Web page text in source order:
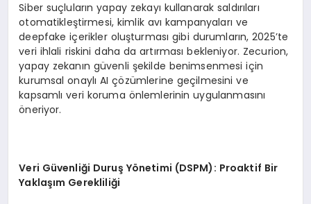
Siber suçluların yapay zekayı kullanarak saldırıları
otomatikleştirmesi, kimlik avı kampanyaları ve
deepfake içerikler oluşturması gibi durumların, 2025’te
veri ihlali riskini daha da artırması bekleniyor. Zecurion,
yapay zekanın güvenli şekilde benimsenmesi için
kurumsal onaylı AI çözümlerine geçilmesini ve
kapsamlı veri koruma önlemlerinin uygulanmasını
öneriyor.
Veri Güvenliği Duruş Yönetimi (DSPM): Proaktif Bir
Yaklaşım Gerekliliği